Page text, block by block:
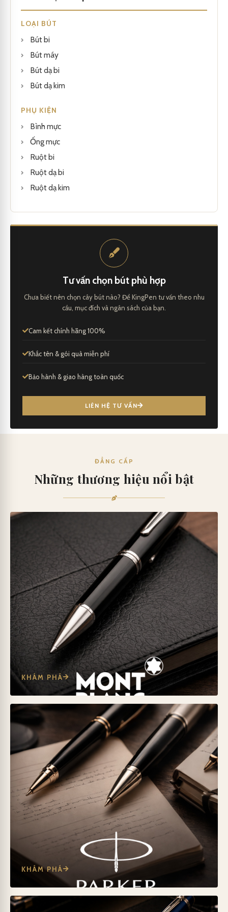
LOẠI BÚT
Bút bi
Bút máy
Bút dạ bi
Bút dạ kim
PHỤ KIỆN
Bình mực
Ống mực
Ruột bi
Ruột dạ bi
Ruột dạ kim
Tư vấn chọn bút phù hợp
Chưa biết nên chọn cây bút nào? Để KingPen tư vấn theo nhu
cầu, mục đích và ngân sách của bạn.
Cam kết chính hãng 100%
Khắc tên & gói quà miễn phí
Bảo hành & giao hàng toàn quốc
LIÊN HỆ TƯ VẤN
ĐẲNG CẤP
Những thương hiệu nổi bật
KHÁM PHÁ
KHÁM PHÁ